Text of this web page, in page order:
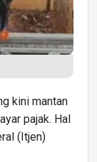
kini mantan
pajak. Hal
(Itjen)